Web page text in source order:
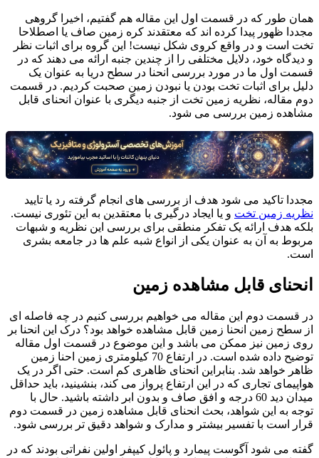
همان طور که در قسمت اول این مقاله هم گفتیم، اخیرا گروهی
مجددا ظهور پیدا کرده اند که معتقدند کره زمین صاف یا اصطلاحا
تخت است و در واقع کروی شکل نیست! این گروه برای اثبات نظر
و دیدگاه خود، دلایل مختلفی را از چندین جنبه ارائه می دهند که در
قسمت اول ما در مورد بررسی انحنا در سطح دریا به عنوان یک
دلیل برای اثبات تخت بودن یا نبودن زمین صحبت کردیم. در قسمت
دوم مقاله، نظریه زمین تخت از جنبه دیگری با عنوان انحنای قابل
مشاهده زمین بررسی می شود.
مجددا تاکید می شود هدف از بررسی های انجام گرفته رد یا تایید
نظریه زمین تخت و یا ایجاد درگیری با معتقدین به این تئوری نیست.
بلکه هدف ارائه یک تفکر منطقی برای بررسی این نظریه و شبهات
مربوط به آن به عنوان یکی از انواع شبه علم ها در جامعه بشری
است.
انحنای قابل مشاهده زمین
در قسمت دوم این مقاله می خواهیم بررسی کنیم در چه فاصله ای
از سطح زمین انحنا زمین قابل مشاهده خواهد بود؟ درک این انحنا بر
روی زمین نیز ممکن می باشد و این موضوع در قسمت اول مقاله
توضیح داده شده است. در ارتفاع 70 کیلومتری زمین احنا زمین
ظاهر خواهد شد. بنابراین انحنای ظاهری کم است. حتی اگر در یک
هواپیمای تجاری که در این ارتفاع پرواز می کند، بنشینید، باید حداقل
میدان دید 60 درجه و افق صاف و بدون ابر داشته باشید. حال با
توجه به این شواهد، بحث انحنای قابل مشاهده زمین در قسمت دوم
قرار است با تفسیر بیشتر و مدارک و شواهد دقیق تر بررسی شود.
گفته می شود آگوست پیمارد و پائول کیپفر اولین نفراتی بودند که در